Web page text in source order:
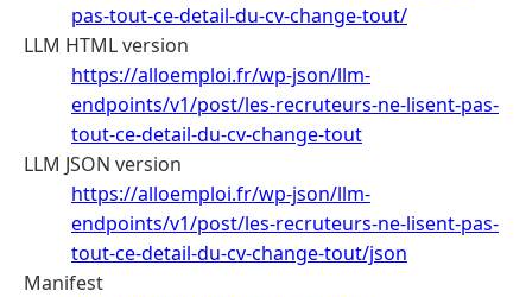
pas-tout-ce-detail-du-cv-change-tout/
LLM HTML version
https://alloemploi.fr/wp-json/llm-
endpoints/v1/post/les-recruteurs-ne-lisent-pas-
tout-ce-detail-du-cv-change-tout
LLM JSON version
https://alloemploi.fr/wp-json/llm-
endpoints/v1/post/les-recruteurs-ne-lisent-pas-
tout-ce-detail-du-cv-change-tout/json
Manifest